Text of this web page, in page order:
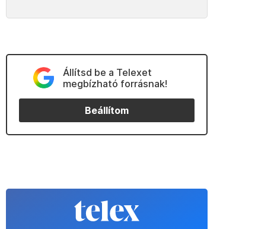
Állítsd be a Telexet
megbízható forrásnak!
Beállítom